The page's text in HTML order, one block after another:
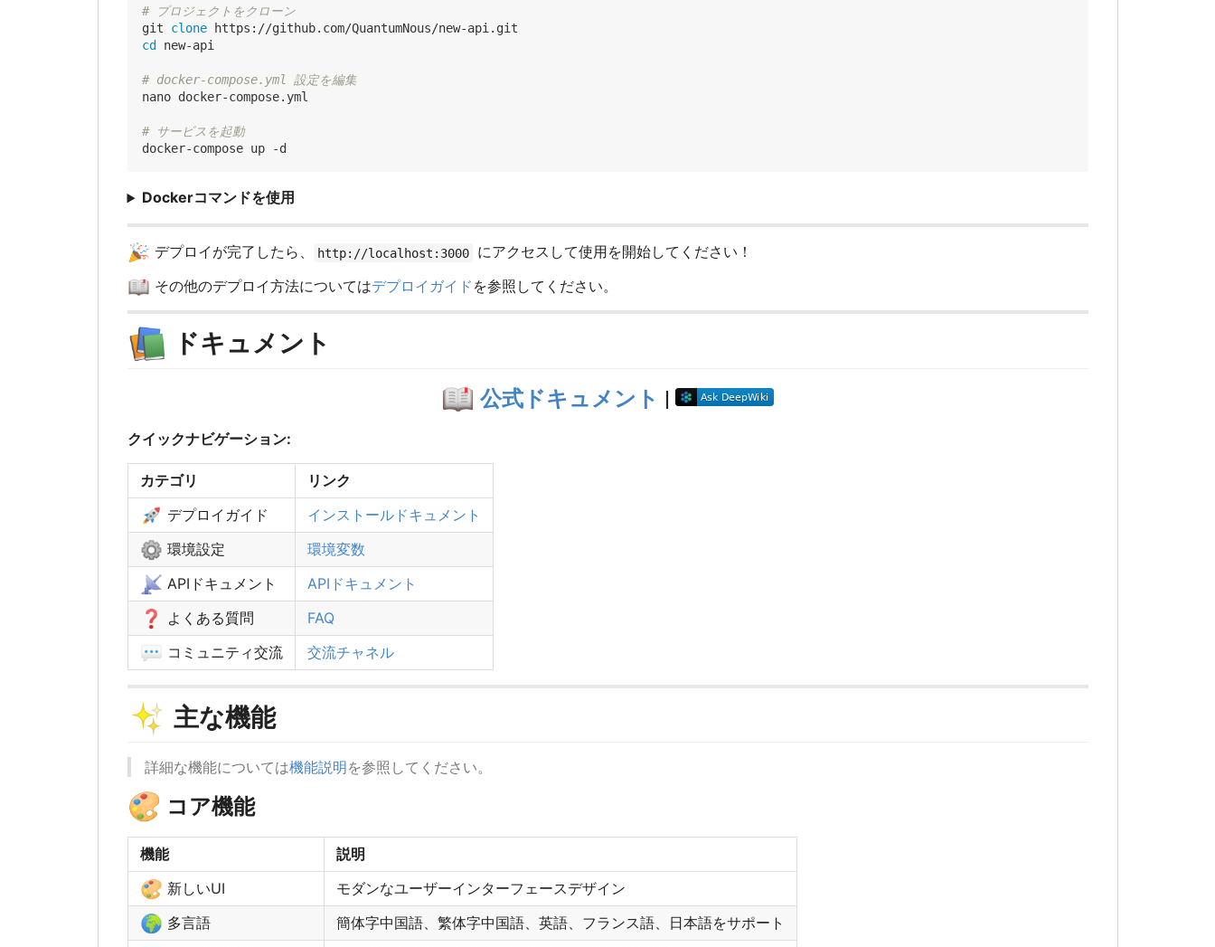
# プロジェクトをクローン
git clone
cd new-api
# docker-compose.yml 設定を編集
nano docker-compose.yml
# サービスを起動
Dockerコマンドを使用
🎉 デプロイが完了したら、 http://localhost:3000 にアクセスして使用を開始してください！
📖 その他のデプロイ方法についてはデプロイガイド を参照してください。
📚 ドキュメント
📖 公式ドキュメント |
クイックナビゲーション:
カテゴリ リンク
🚀 デプロイガイド インストールドキュメント
⚙️ 環境設定 環境変数
📡 APIドキュメント APIドキュメント
❓ よくある質問 FAQ
💬 コミュニティ交流 交流チャネル
✨ 主な機能
詳細な機能については機能説明を参照してください。
🎨 コア機能
機能 説明
🎨 新しいUI モダンなユーザーインターフェースデザイン
🌍 多言語 簡体字中国語、繁体字中国語、英語、フランス語、日本語をサポート